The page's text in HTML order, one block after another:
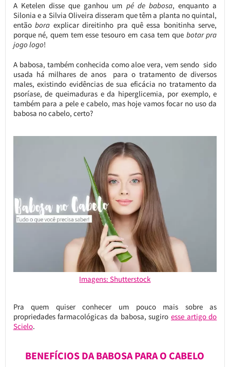
A Ketelen disse que ganhou um pé de babosa, enquanto a
Silonia e a Silvia Oliveira disseram que têm a planta no quintal,
entãobora explicar direitinho pra quê essa bonitinha serve,
porque né, quem tem esse tesouro em casa tem que botar pra
jogo logo!
A babosa, também conhecida como aloe vera, vem sendo sido
usada há milhares de anos para o tratamento de diversos
males, existindo evidências de sua eficácia no tratamento da
psoríase, de queimaduras e da hiperglicemia, por exemplo, e
também para a pele e cabelo, mas hoje vamos focar no uso da
babosa no cabelo, certo?
Imagens: Shutterstock
Pra quem quiser conhecer um pouco mais sobre as
propriedades farmacológicas da babosa, sugiro esse artigo do
Scielo.
BENEFÍCIOS DA BABOSA PARA O CABELO